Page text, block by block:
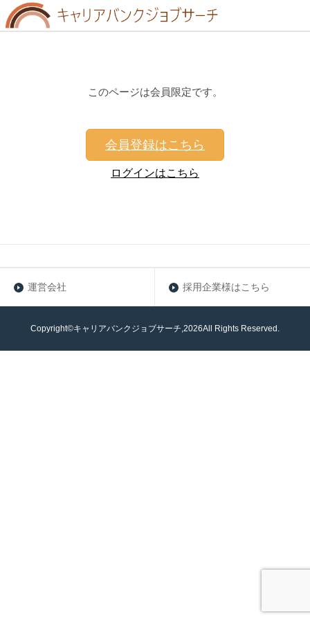
このページは会員限定です。
会員登録はこちら
ログインはこちら
運営会社 採用企業様はこちら
Copyright©キャリアバンクジョブサーチ,2026All Rights Reserved.